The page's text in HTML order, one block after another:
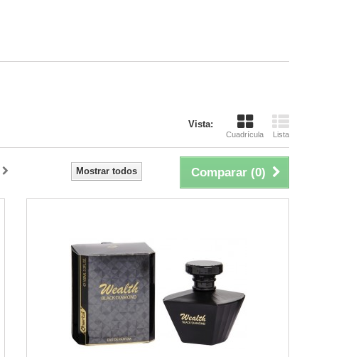
Vista:
Cuadrícula Lista
Comparar (0)
Mostrar todos